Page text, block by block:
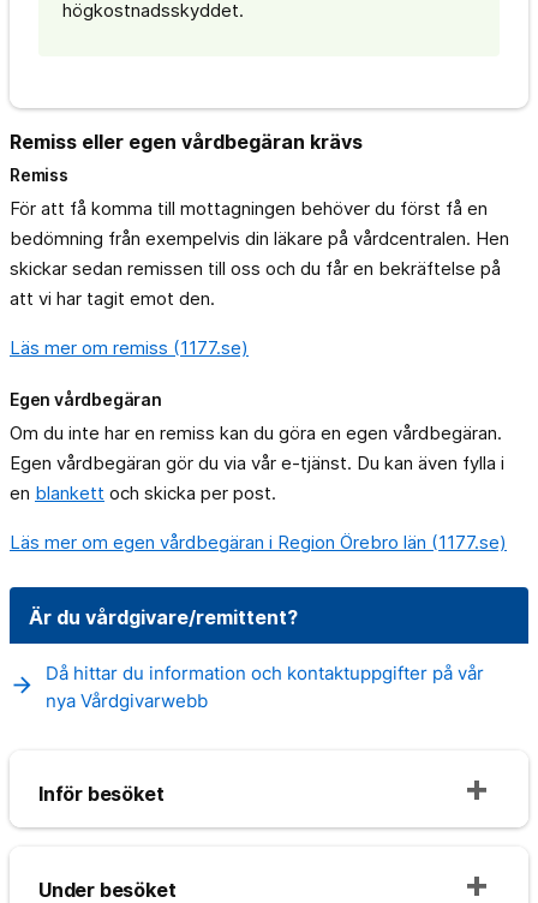
högkostnadsskyddet.
Remiss eller egen vårdbegäran krävs
Remiss
För att få komma till mottagningen behöver du först få en
bedömning från exempelvis din läkare på vårdcentralen. Hen
skickar sedan remissen till oss och du får en bekräftelse på
att vi har tagit emot den.
Läs mer om remiss (1177.se)
Egen vårdbegäran
Om du inte har en remiss kan du göra en egen vårdbegäran.
Egen vårdbegäran gör du via vår e-tjänst. Du kan även fylla i
en blankett och skicka per post.
Läs mer om egen vårdbegäran i Region Örebro län (1177.se)
Är du vårdgivare/remittent?
arrow_forward
Då hittar du information och kontaktuppgifter på vår
nya Vårdgivarwebb
Inför besöket
Under besöket